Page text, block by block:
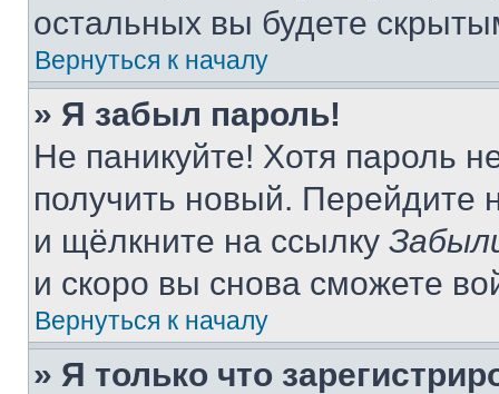
остальных вы будете
Вернуться к началу
» Я забыл пароль!
Не паникуйте! Хотя пароль
получить новый. Перейдите
и щёлкните на ссылку
и скоро вы снова сможете
Вернуться к началу
» Я только что